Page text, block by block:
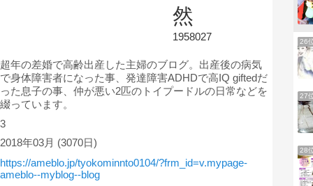
然
1958027
超年の差婚で高齢出産した主婦のブログ。出産後の病気
で身体障害者になった事、発達障害ADHDで高IQ giftedだ
った息子の事、仲が悪い2匹のトイプードルの日常などを
綴っています。
3
2018年03月 (3070日)
https://ameblo.jp/tyokominnto0104/?frm_id=v.mypage-
ameblo--myblog--blog
26
27
28